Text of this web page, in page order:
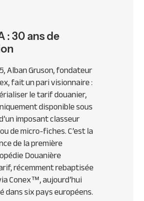
: 30 ans de
Alban Gruson, fondateur
fait un pari visionnaire :
le tarif douanier,
disponible sous
imposant classeur
de micro-fiches. C’est la
de la première
Douanière
récemment rebaptisée
Conex™, aujourd’hui
dans six pays européens.